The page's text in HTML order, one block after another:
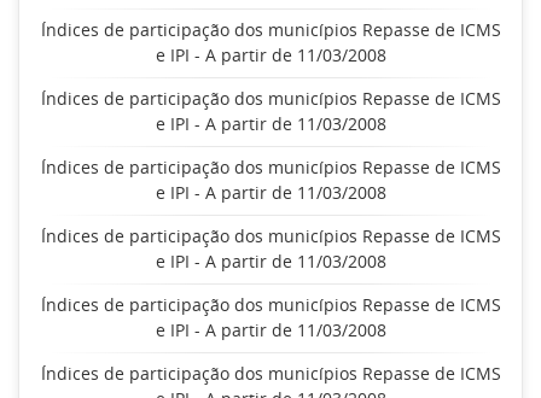
Índices de participação dos municípios Repasse de ICMS
e IPI - A partir de 11/03/2008
Índices de participação dos municípios Repasse de ICMS
e IPI - A partir de 11/03/2008
Índices de participação dos municípios Repasse de ICMS
e IPI - A partir de 11/03/2008
Índices de participação dos municípios Repasse de ICMS
e IPI - A partir de 11/03/2008
Índices de participação dos municípios Repasse de ICMS
e IPI - A partir de 11/03/2008
Índices de participação dos municípios Repasse de ICMS